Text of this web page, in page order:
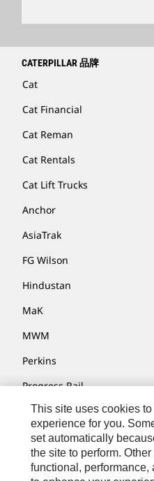
CATERPILLAR 品牌
Cat
Cat Financial
Cat Reman
Cat Rentals
Cat Lift Trucks
Anchor
AsiaTrak
FG Wilson
Hindustan
MaK
MWM
Perkins
Progress Rail
SEM
Solar Turbines
SPM Oil & Gas
This site uses cookies
experience for you.
set automatically
the site to perform.
functional,